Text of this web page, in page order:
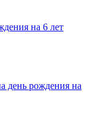
на 6 лет
день рождения на